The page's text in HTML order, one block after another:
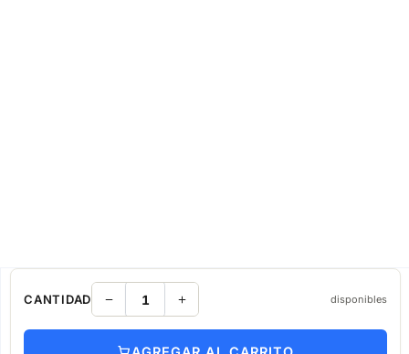
CANTIDAD disponibles